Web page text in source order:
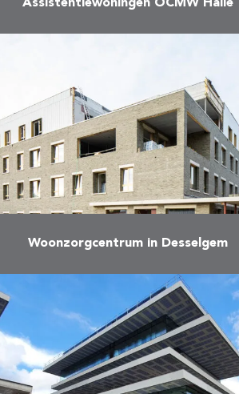
Assistentiewoningen OCMW Halle
ondergrondse parkeergarage met
68 plaatsen voor het OCMW van
Halle. Een dementieterras wordt
tegen de zomer nog opgeleverd.
“Eind …
Meer
Woonzorgcentrum in Desselgem
Op een boogscheut van het
centrum van Desselgem werd het
woon- en zorghotel Aurélys eind
september voorlopig opgeleverd.
Het gebouw met 92 kamers
bevindt zich …